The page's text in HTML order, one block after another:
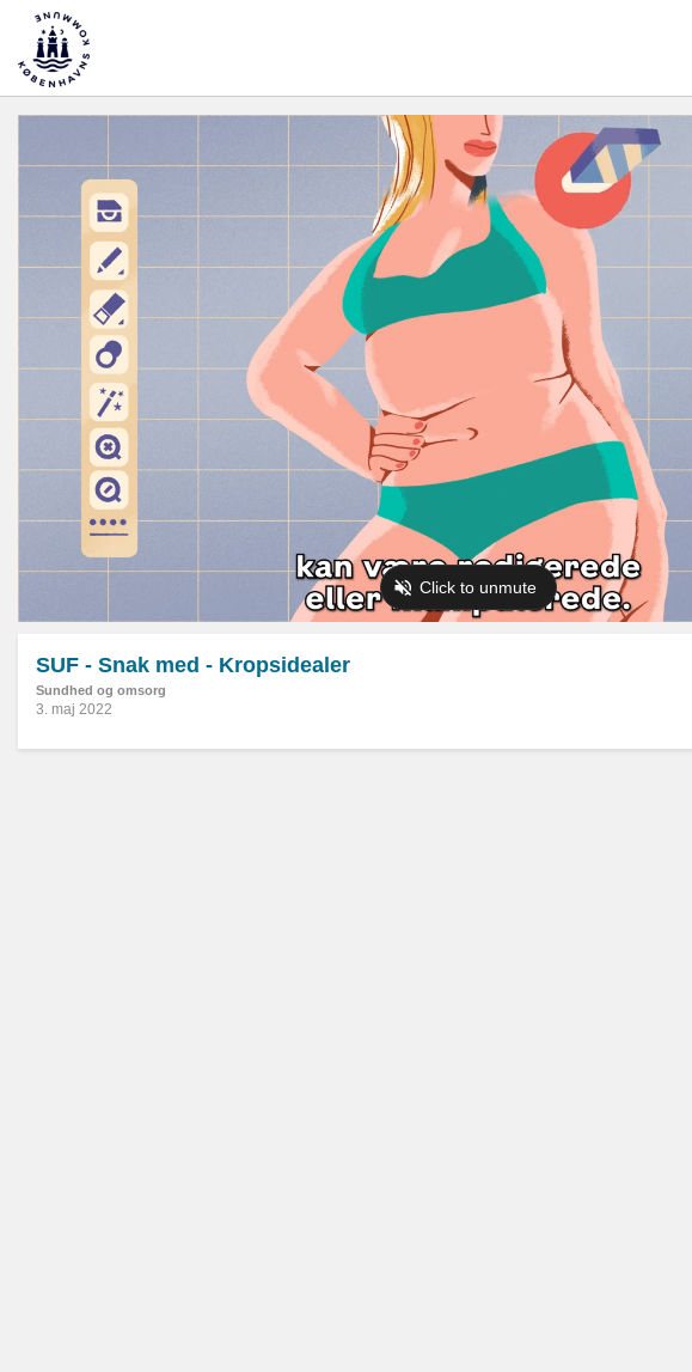
SUF - Snak med - Kropsidealer
Sundhed og omsorg
3. maj 2022